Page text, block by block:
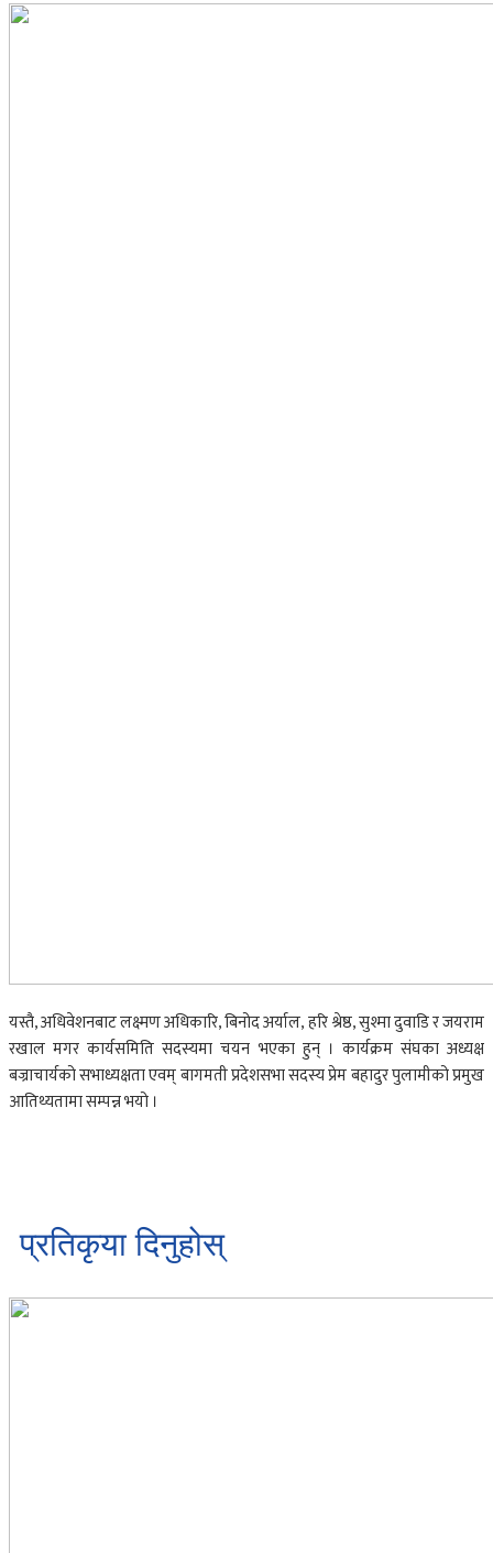
यस्तै, अधिवेशनबाट लक्ष्मण अधिकारि, बिनोद अर्याल, हरि श्रेष्ठ, सुश्मा दुवाडि र जयराम
रखाल मगर कार्यसमिति सदस्यमा चयन भएका हुन् । कार्यक्रम संघका अध्यक्ष
बज्राचार्यको सभाध्यक्षता एवम् बागमती प्रदेशसभा सदस्य प्रेम बहादुर पुलामीको प्रमुख
आतिथ्यतामा सम्पन्न भयो ।
प्रतिकृया दिनुहोस्